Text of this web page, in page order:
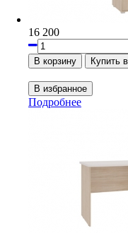
16 200
Подробнее